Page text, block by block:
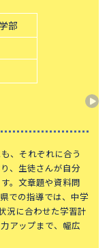
横浜中学校
英和中学校
校
校
中等部
中等部
校
段中等教育学校
部
、それぞれに合う
、生徒さんが自分
。文章題や資料問
での指導では、中学
況に合わせた学習計
アップまで、幅広